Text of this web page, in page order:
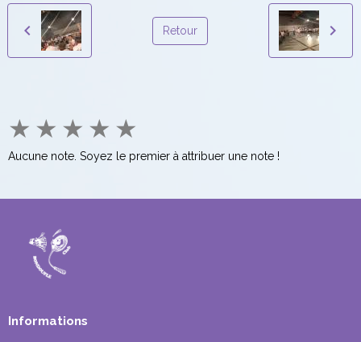
Retour
★ ★ ★ ★ ★
Aucune note. Soyez le premier à attribuer une note !
Informations